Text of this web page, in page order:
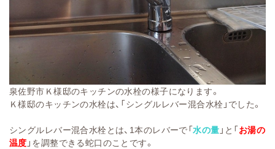
泉佐野市Ｋ様邸のキッチンの水栓の様子になります。
Ｋ様邸のキッチンの水栓は、「シングルレバー混合水栓」でした。
シングルレバー混合水栓とは、1本のレバーで「水の量 」と「お湯の
温度 」を調整できる蛇口のことです。